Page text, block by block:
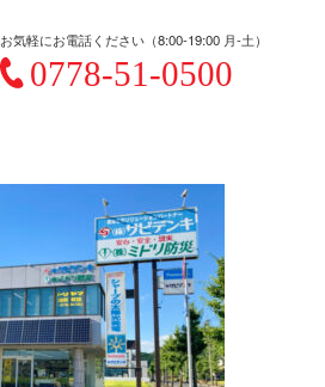
お気軽にお電話ください（8:00-19:00 月-土）